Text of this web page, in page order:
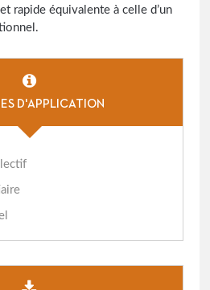
rapide équivalente à celle d’un
D'APPLICATION